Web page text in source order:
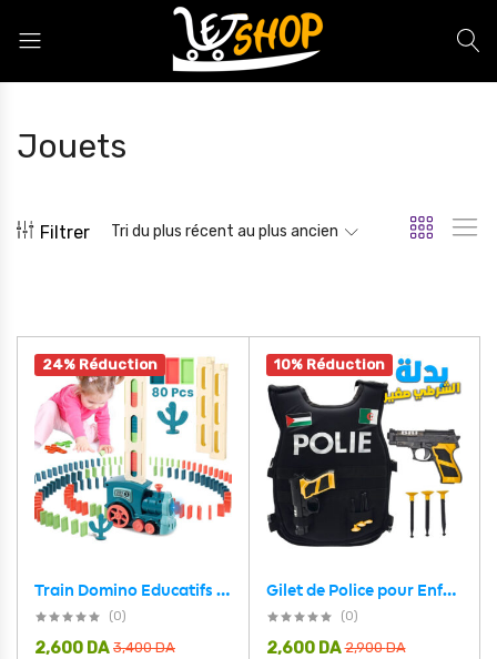
Jouets
Filtrer Tri du plus récent au plus ancien
24% Réduction
Train Domino Educatifs avec lumières et Musique pour Enfants – لعبة قطار الدومينو
(0)
3,400DA
2,600 DA
10% Réduction
Gilet de Police pour Enfant avec Accessoires – بدلة الشرطي الصغير
(0)
2,900DA
2,600 DA